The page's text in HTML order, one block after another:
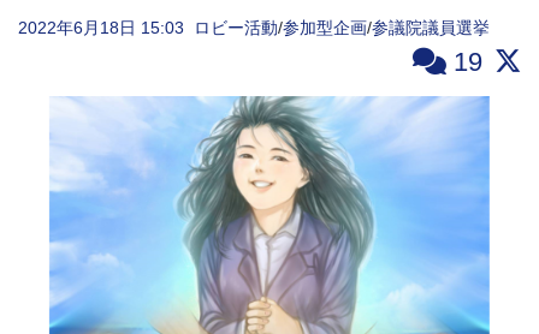
2022年6月18日 15:03 ロビー活動/参加型企画/参議院議員選挙
19